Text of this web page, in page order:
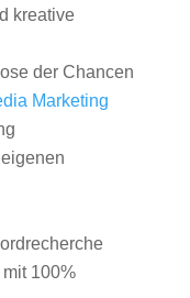
kreative
der Chancen
Marketing
100%